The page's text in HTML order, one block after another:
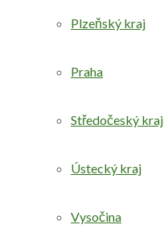
Plzeňský kraj
Praha
Středočeský kraj
Ústecký kraj
Vysočina